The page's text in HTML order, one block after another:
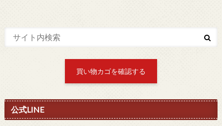
買い物カゴを確認する
公式LINE